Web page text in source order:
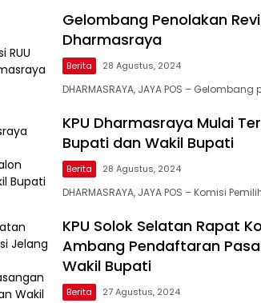
Gelombang Penolakan
Dharmasraya
Berita 28 Agustus, 2024
DHARMASRAYA, JAYA POS –
KPU Dharmasraya Mulai
Bupati dan Wakil Bupati
Berita 28 Agustus, 2024
DHARMASRAYA, JAYA POS – Komisi
KPU Solok Selatan Rapat
Ambang Pendaftaran
Wakil Bupati
Berita 27 Agustus, 2024